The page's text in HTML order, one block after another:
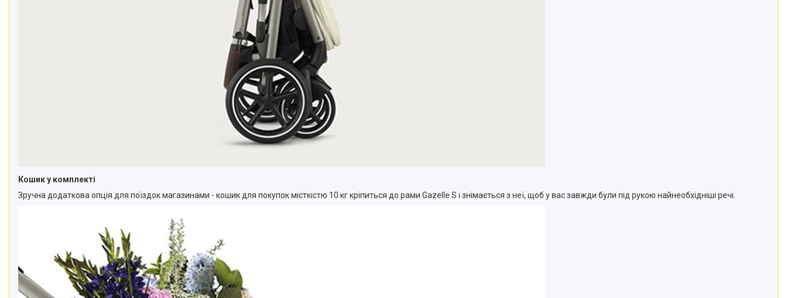
Кошик у комплекті
Зручна додаткова опція для поїздок магазинами - кошик для покупок місткістю 10 кг кріпиться до рами Gazelle S і знімається з неї, щоб у вас завжди були під рукою найнеобхідніші речі.